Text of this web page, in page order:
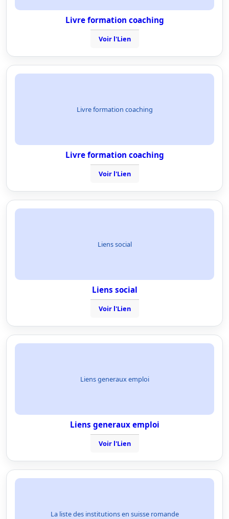
Livre formation coaching
Voir l'Lien
Livre formation coaching
Livre formation coaching
Voir l'Lien
Liens social
Liens social
Voir l'Lien
Liens generaux emploi
Liens generaux emploi
Voir l'Lien
La liste des institutions en suisse romande